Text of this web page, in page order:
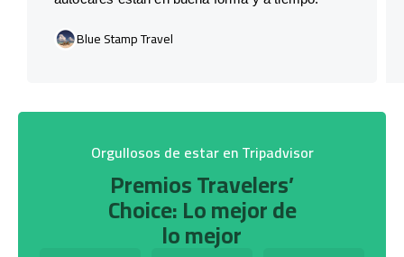
Blue Stamp Travel
Orgullosos de estar en Tripadvisor
Premios Travelers’
Choice: Lo mejor de
lo mejor